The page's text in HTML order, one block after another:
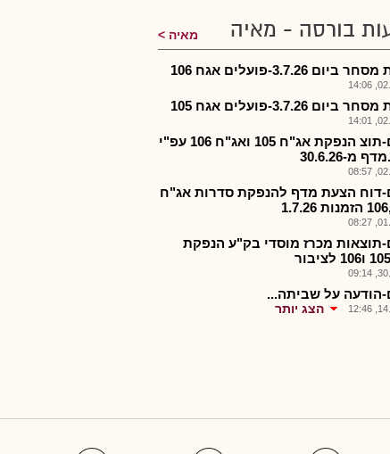
בורסה - מאיה מאיה
3.7.26-פועלים אגח 106
3.7.26-פועלים אגח 105
פעלים-תוצ הנפקת אג"ח 105 ואג"ח 106 עפ"י
מ-30.6.26
דוח הצעת מדף להנפקת סדרות אג"ח
תוצאות מכרז מוסדי בק"ע הנפקת
הודעה על שביתה...
הצג יותר